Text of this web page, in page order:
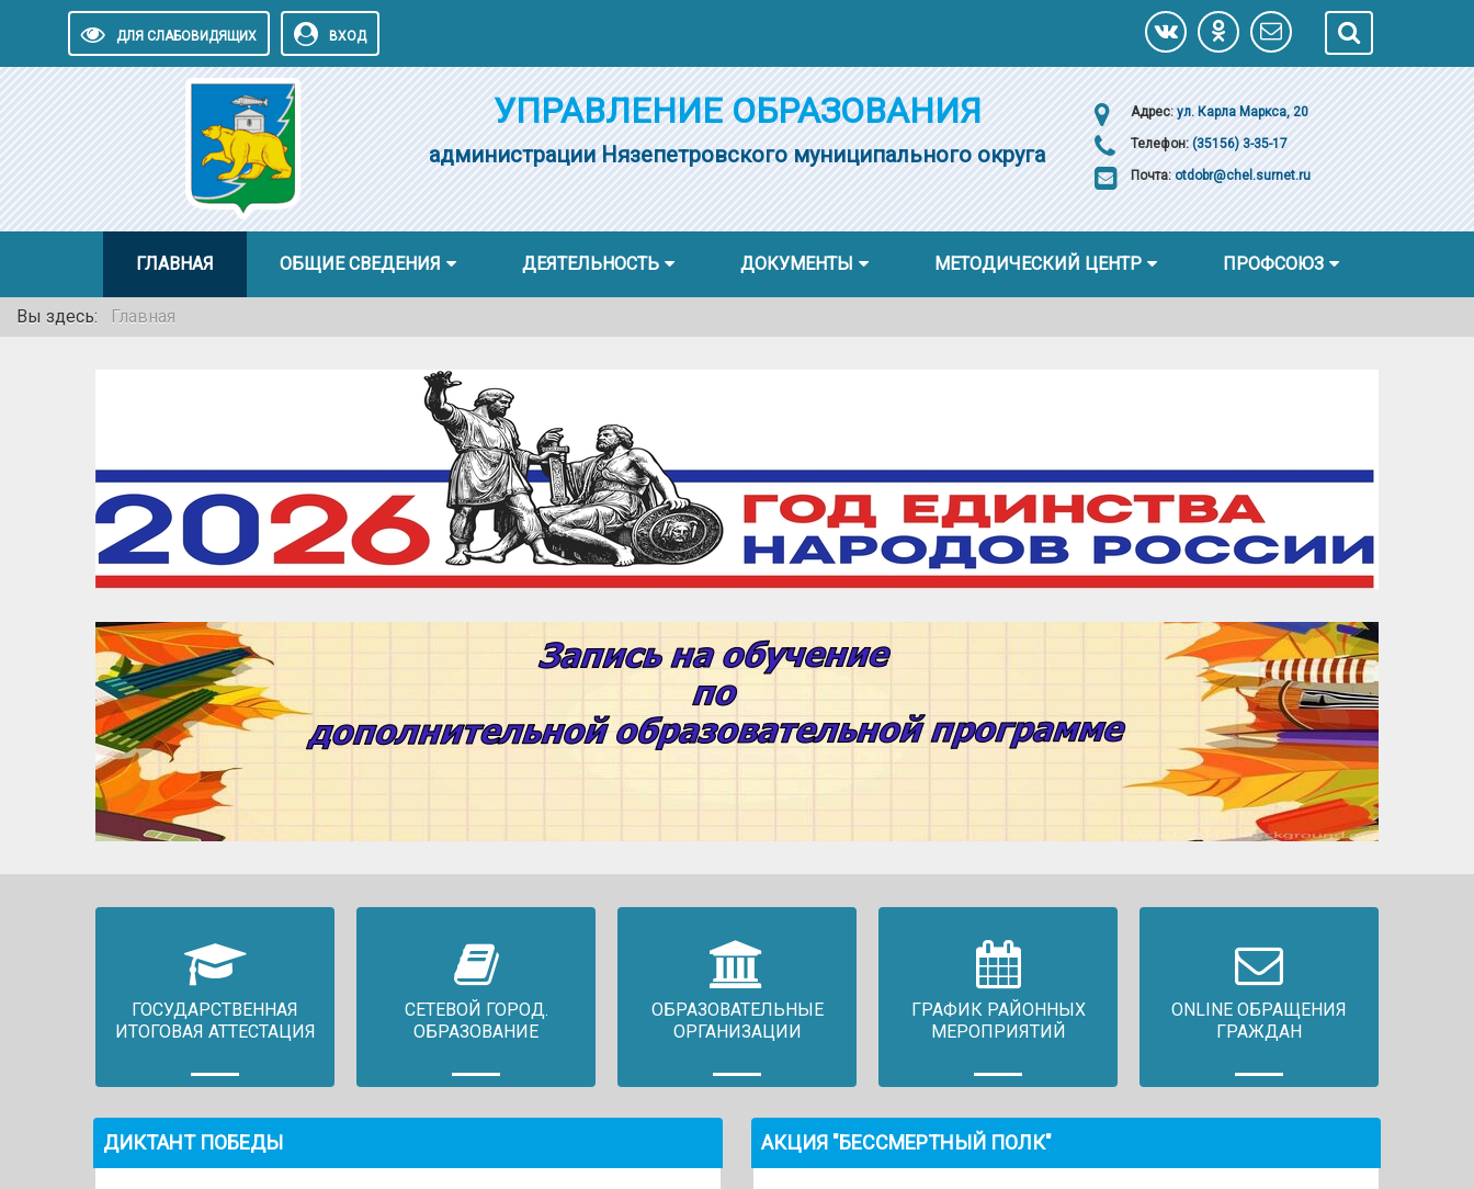
ДЛЯ СЛАБОВИДЯЩИХ ВХОД
УПРАВЛЕНИЕ ОБРАЗОВАНИЯ
администрации Нязепетровского муниципального округа
Адрес: ул. Карла Маркса, 20
Телефон: (35156) 3-35-17
Почта: otdobr@chel.surnet.ru
ГЛАВНАЯ ОБЩИЕ СВЕДЕНИЯ ДЕЯТЕЛЬНОСТЬ ДОКУМЕНТЫ МЕТОДИЧЕСКИЙ ЦЕНТР ПРОФСОЮЗ
Вы здесь: Главная
ГОСУДАРСТВЕННАЯ
ИТОГОВАЯ АТТЕСТАЦИЯ
СЕТЕВОЙ ГОРОД.
ОБРАЗОВАНИЕ
ОБРАЗОВАТЕЛЬНЫЕ
ОРГАНИЗАЦИИ
ГРАФИК РАЙОННЫХ
МЕРОПРИЯТИЙ
ONLINE ОБРАЩЕНИЯ
ГРАЖДАН
ДИКТАНТ ПОБЕДЫ АКЦИЯ "БЕССМЕРТНЫЙ ПОЛК"